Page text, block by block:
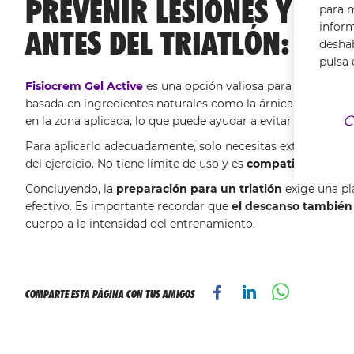
PREVENIR LESIONES Y
ANTES DEL TRIATLÓN:
Fisiocrem Gel Active es una opción valiosa para aquellos
basada en ingredientes naturales como la árnica, la
en la zona aplicada, lo que puede ayudar a evitar lesiones
Para aplicarlo adecuadamente, solo necesitas extender el
del ejercicio. No tiene límite de uso y es compatible con
Concluyendo, la preparación para un triatlón exige una
efectivo. Es importante recordar que el descanso
cuerpo a la intensidad del entrenamiento.
COMPARTE ESTA PÁGINA CON TUS AMIGOS
para
pulsa